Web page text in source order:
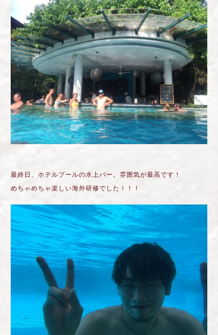
最終日、ホテルプールの水上バー。雰囲気が最高です！
めちゃめちゃ楽しい海外研修でした！！！